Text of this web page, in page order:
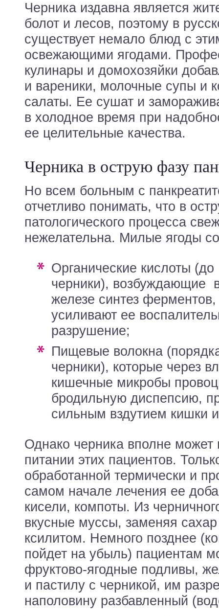
Черника издавна является
болот и лесов, поэтому в
существует немало блюд с
освежающими ягодами.
кулинары и домохозяйки
и вареники, молочные супы и
салаты. Ее сушат и
в холодное время при
ее целительные качества.
Черника в острую фазу
Но всем больным с
отчетливо понимать, что в
патологического процесса
нежелательна. Милые ягоды
органические кислоты (до 1,2 г в 100 г
черники), возбуждающие
железе синтез
усиливают ее
разрушение;
пищевые волокна (порядка 3,1 г в 100 г
черники), которые через
кишечные микробы
бродильную диспепсию,
сильным вздутием кишки
Однако черника вполне может
питании этих пациентов.
обработанной термически и
самом начале лечения ее
кисели, компоты. Из
вкусные муссы, заменяя
ксилитом. Немного позднее
пойдет на убыль) пациентам
фруктово-ягодные подливы,
и пастилу с черникой, им
наполовину разбавленный